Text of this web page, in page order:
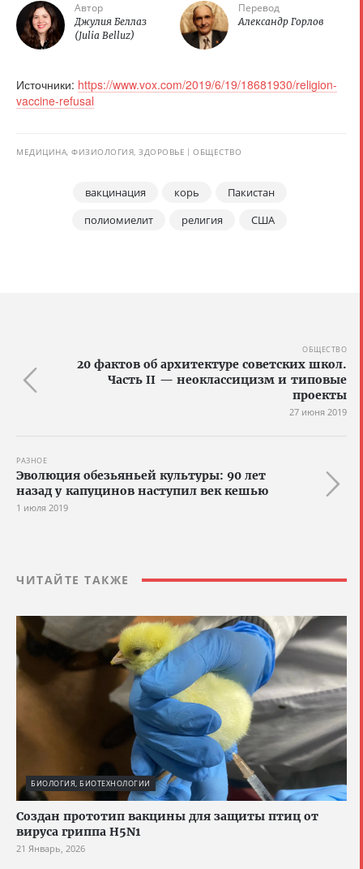
Автор
Джулия Беллаз
(Julia Belluz)
Перевод
Александр Горлов
Источники: https://www.vox.com/2019/6/19/18681930/religion-
vaccine-refusal
МЕДИЦИНА, ФИЗИОЛОГИЯ, ЗДОРОВЬЕ ОБЩЕСТВО
вакцинация корь
Пакистан
полиомиелит
религия США
ОБЩЕСТВО
20 фактов об архитектуре советских школ.
Часть II — неоклассицизм и типовые
проекты
27 июня 2019
РАЗНОЕ
Эволюция обезьяньей культуры: 90 лет
назад у капуцинов наступил век кешью
1 июля 2019
ЧИТАЙТЕ ТАКЖЕ
БИОЛОГИЯ, БИОТЕХНОЛОГИИ
Создан прототип вакцины для защиты птиц от
вируса гриппа H5N1
21 Январь, 2026